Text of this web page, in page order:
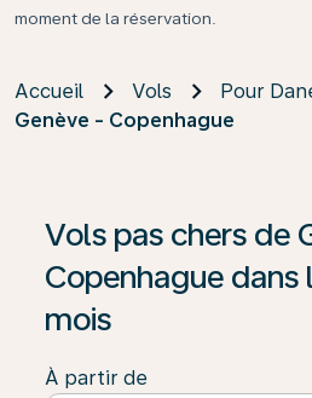
moment de la réservation.
Accueil Vols
Pour
Genève - Copenhague
Vols pas chers de
Copenhague dans
mois
À partir de